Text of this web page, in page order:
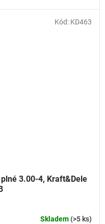
3.00-4, Kraft&Dele
Skladem(>5 ks)
Kód: KD463